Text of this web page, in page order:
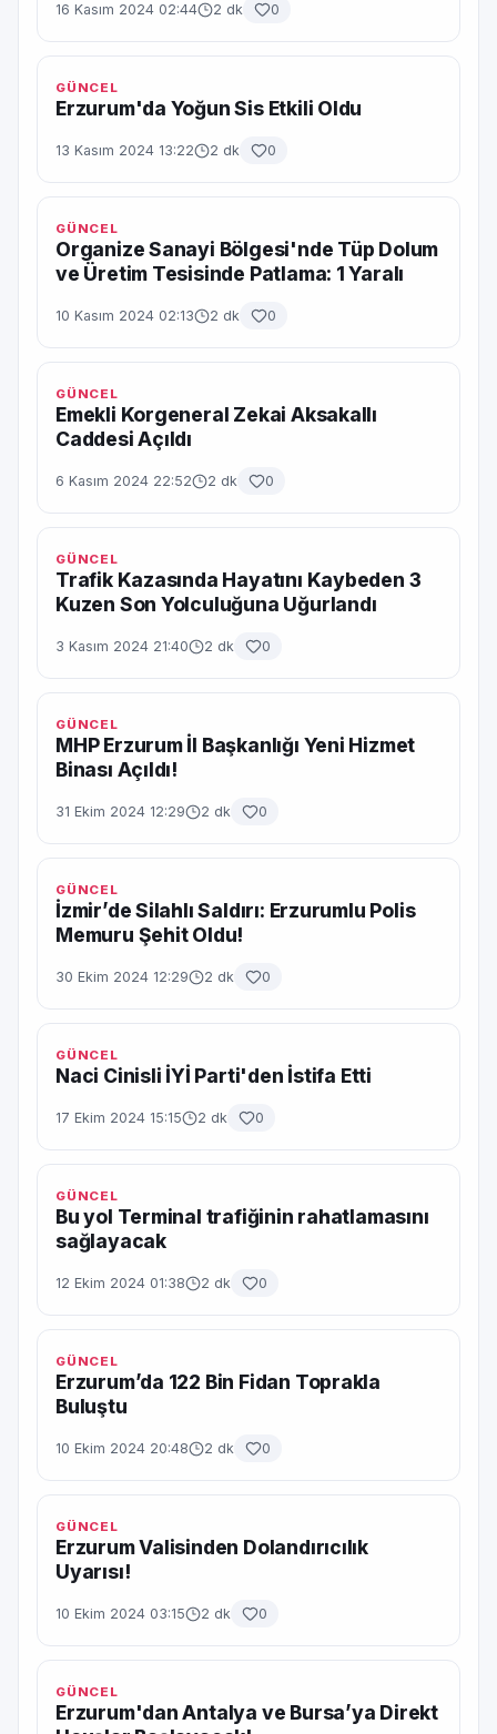
16 Kasım 2024 02:44 2 dk 0
GÜNCEL
Erzurum'da Yoğun Sis Etkili Oldu
13 Kasım 2024 13:22 2 dk 0
GÜNCEL
Organize Sanayi Bölgesi'nde Tüp Dolum
ve Üretim Tesisinde Patlama: 1 Yaralı
10 Kasım 2024 02:13 2 dk 0
GÜNCEL
Emekli Korgeneral Zekai Aksakallı
Caddesi Açıldı
6 Kasım 2024 22:52 2 dk 0
GÜNCEL
Trafik Kazasında Hayatını Kaybeden 3
Kuzen Son Yolculuğuna Uğurlandı
3 Kasım 2024 21:40 2 dk 0
GÜNCEL
MHP Erzurum İl Başkanlığı Yeni Hizmet
Binası Açıldı!
31 Ekim 2024 12:29 2 dk 0
GÜNCEL
İzmir’de Silahlı Saldırı: Erzurumlu Polis
Memuru Şehit Oldu!
30 Ekim 2024 12:29 2 dk 0
GÜNCEL
Naci Cinisli İYİ Parti'den İstifa Etti
17 Ekim 2024 15:15 2 dk 0
GÜNCEL
Bu yol Terminal trafiğinin rahatlamasını
sağlayacak
12 Ekim 2024 01:38 2 dk 0
GÜNCEL
Erzurum’da 122 Bin Fidan Toprakla
Buluştu
10 Ekim 2024 20:48 2 dk 0
GÜNCEL
Erzurum Valisinden Dolandırıcılık
Uyarısı!
10 Ekim 2024 03:15 2 dk 0
GÜNCEL
Erzurum'dan Antalya ve Bursa’ya Direkt